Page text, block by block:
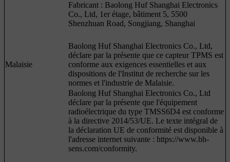
Fabricant : Baolong Huf Shanghai Electronics
Co., Ltd, 1er étage, bâtiment 5, 5500
Shenzhuan Road, Songjiang, Shanghai
Malaisie
Baolong Huf Shanghai Electronics Co., Ltd,
déclare par la présente que ce capteur TPMS est
conforme aux exigences essentielles et aux
dispositions de l'Institut de recherche sur les
normes et l'industrie de Malaisie.
Baolong Huf Shanghai Electronics Co., Ltd
déclare par la présente que l'équipement
radioélectrique du type TMSS6D4 est conforme
à la directive 2014/53/UE. Le texte intégral de
la déclaration UE de conformité est disponible à
l'adresse internet suivante : https://www.bh-
sens.com/conformity.